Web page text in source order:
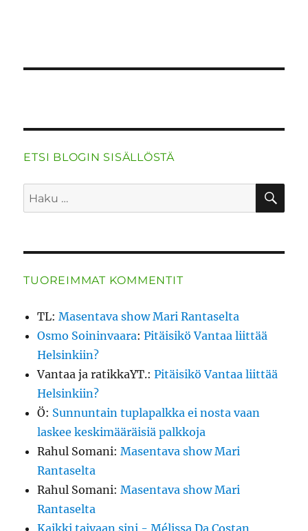
ETSI BLOGIN SISÄLLÖSTÄ
Etsi:
TUOREIMMAT KOMMENTIT
TL:Masentava show Mari Rantaselta
Osmo Soininvaara:Pitäisikö Vantaa liittää
Helsinkiin?
Vantaa ja ratikkaYT.:Pitäisikö Vantaa liittää
Helsinkiin?
Ö: Sunnuntain tuplapalkka ei nosta vaan
laskee keskimääräisiä palkkoja
Rahul Somani:Masentava show Mari
Rantaselta
Rahul Somani:Masentava show Mari
Rantaselta